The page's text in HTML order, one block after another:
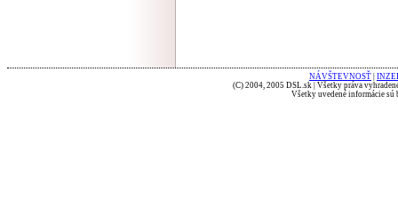
NÁVŠTEVNOSŤ
(C) 2004, 2005 DSL.sk | Všetky práva
Všetky uvedené informácie sú